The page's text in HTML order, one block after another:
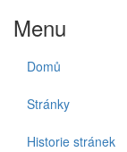
Menu
Domů
Stránky
Historie stránek